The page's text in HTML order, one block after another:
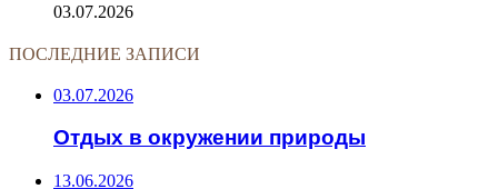
03.07.2026
ПОСЛЕДНИЕ ЗАПИСИ
03.07.2026
Отдых в окружении природы
13.06.2026